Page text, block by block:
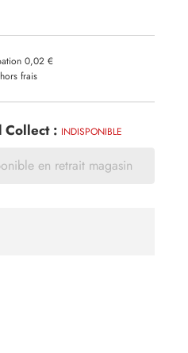
0,02 €
frais
Collect : INDISPONIBLE
en retrait magasin